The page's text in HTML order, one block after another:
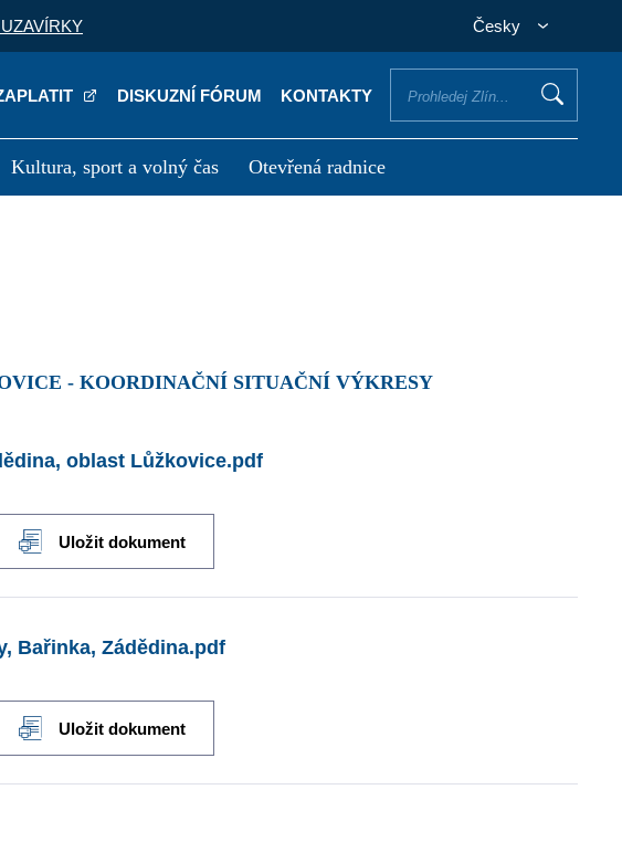
Česky
DISKUZNÍ FÓRUM KONTAKTY
Kultura, sport a volný čas Otevřená radnice
- KOORDINAČNÍ SITUAČNÍ VÝKRESY
oblast Lůžkovice.pdf
Uložit dokument
Bařinka, Zádědina.pdf
Uložit dokument